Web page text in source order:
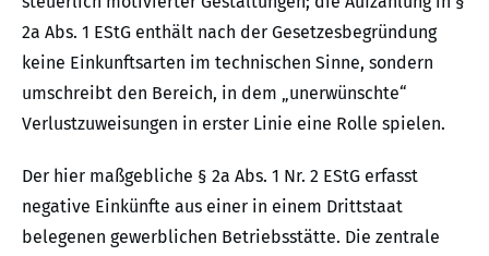
2a Abs. 1 EStG enthält nach der Gesetzesbegründung
keine Einkunftsarten im technischen Sinne, sondern
umschreibt den Bereich, in dem „unerwünschte“
Verlustzuweisungen in erster Linie eine Rolle spielen.
Der hier maßgebliche § 2a Abs. 1 Nr. 2 EStG erfasst
negative Einkünfte aus einer in einem Drittstaat
belegenen gewerblichen Betriebsstätte. Die zentrale